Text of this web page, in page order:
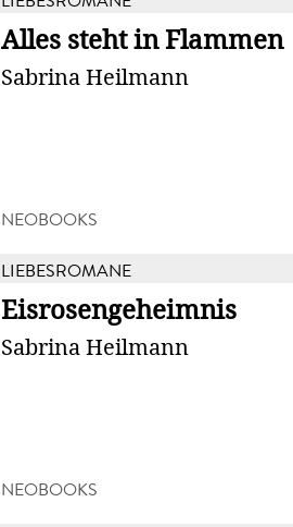
Alles steht in Flammen
Sabrina Heilmann
NEOBOOKS
LIEBESROMANE
Eisrosengeheimnis
Sabrina Heilmann
NEOBOOKS